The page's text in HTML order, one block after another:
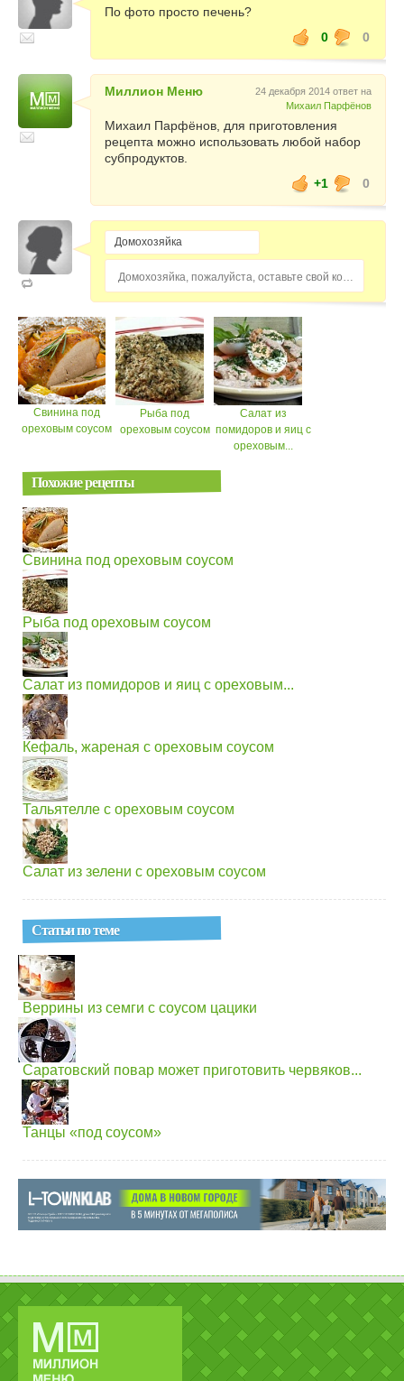
По фото просто печень?
0
0
Миллион Меню
24 декабря 2014 ответ на
Михаил Парфёнов
Михаил Парфёнов, для приготовления
рецепта можно использовать любой набор
субпродуктов.
+1
0
Свинина под
ореховым соусом
Рыба под
ореховым соусом
Салат из
помидоров и яиц с
ореховым...
Похожие рецепты
Свинина под ореховым соусом
Рыба под ореховым соусом
Салат из помидоров и яиц с ореховым...
Кефаль, жареная с ореховым соусом
Тальятелле с ореховым соусом
Салат из зелени с ореховым соусом
Статьи по теме
Веррины из семги с соусом цацики
Саратовский повар может приготовить червяков...
Танцы «под соусом»